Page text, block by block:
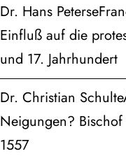
Dr. Hans
Einfluß auf die
und 17. Jahrhundert
Dr. Christian
Neigungen?
1557